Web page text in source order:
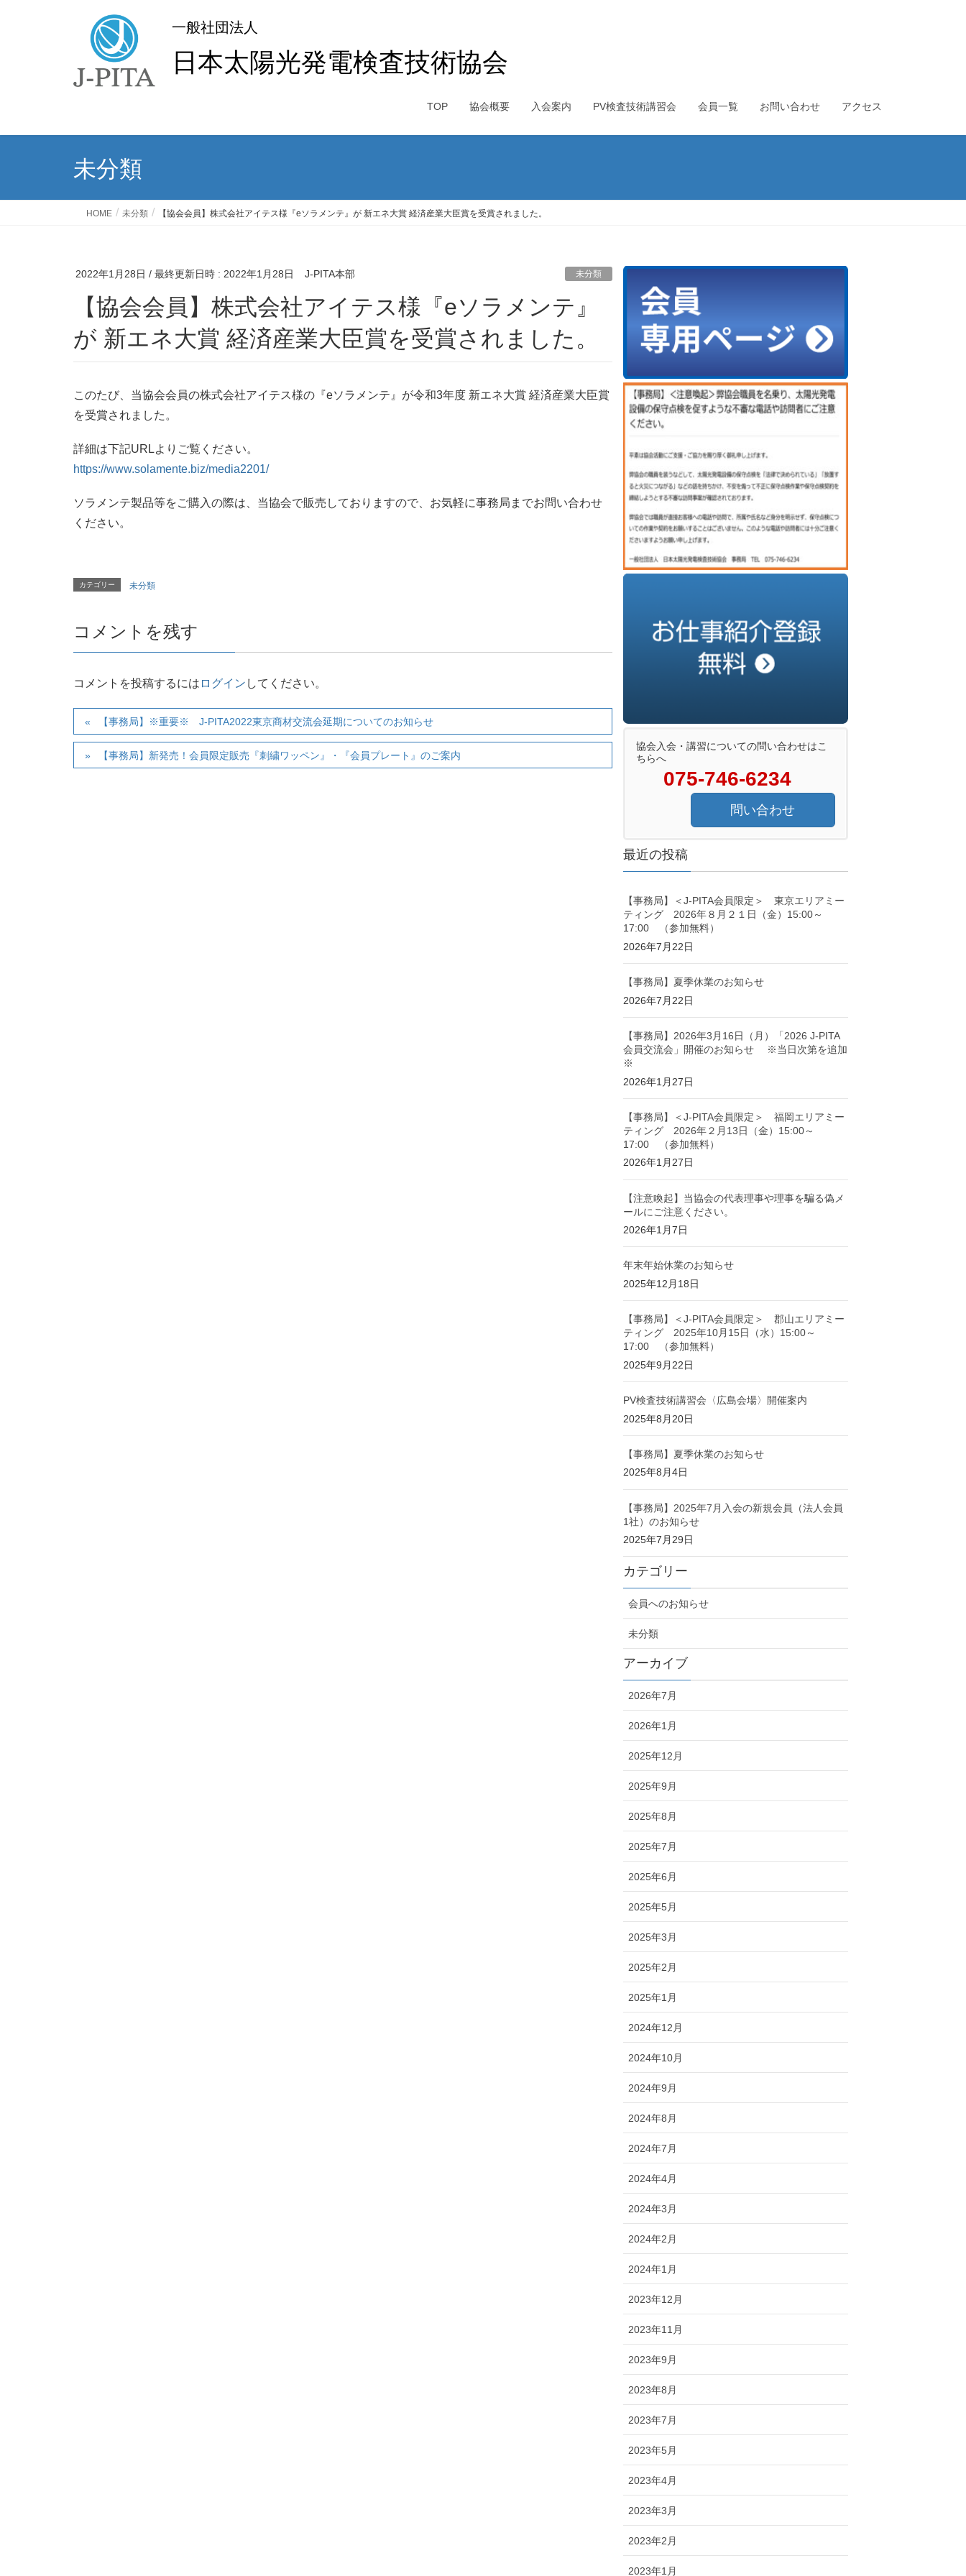
一般社団法人
日本太陽光発電検査技術協会
TOP 協会概要 入会案内 PV検査技術講習会 会員一覧 お問い合わせ アクセス
未分類
HOME 未分類 【協会会員】株式会社アイテス様『eソラメンテ』が 新エネ大賞 経済産業大臣賞を受賞されました。
2022年1月28日 / 最終更新日時 : 2022年1月28日 J-PITA本部 未分類
【協会会員】株式会社アイテス様『eソラメンテ』
が 新エネ大賞 経済産業大臣賞を受賞されました。
このたび、当協会会員の株式会社アイテス様の『eソラメンテ』が令和3年度 新エネ大賞 経済産業大臣賞
を受賞されました。
詳細は下記URLよりご覧ください。
https://www.solamente.biz/media2201/
ソラメンテ製品等をご購入の際は、当協会で販売しておりますので、お気軽に事務局までお問い合わせ
ください。
カテゴリー 未分類
コメントを残す
コメントを投稿するには ログイン してください。
【事務局】※重要※ J-PITA2022東京商材交流会延期についてのお知らせ
【事務局】新発売！会員限定販売『刺繍ワッペン』・『会員プレート』のご案内
協会入会・講習についての問い合わせはこ
ちらへ
075-746-6234
問い合わせ
最近の投稿
【事務局】＜J-PITA会員限定＞ 東京エリアミー
ティング 2026年８月２１日（金）15:00～
17:00 （参加無料）
2026年7月22日
【事務局】夏季休業のお知らせ
2026年7月22日
【事務局】2026年3月16日（月）「2026 J-PITA
会員交流会」開催のお知らせ ※当日次第を追加
※
2026年1月27日
【事務局】＜J-PITA会員限定＞ 福岡エリアミー
ティング 2026年２月13日（金）15:00～
17:00 （参加無料）
2026年1月27日
【注意喚起】当協会の代表理事や理事を騙る偽メ
ールにご注意ください。
2026年1月7日
年末年始休業のお知らせ
2025年12月18日
【事務局】＜J-PITA会員限定＞ 郡山エリアミー
ティング 2025年10月15日（水）15:00～
17:00 （参加無料）
2025年9月22日
PV検査技術講習会〈広島会場〉開催案内
2025年8月20日
【事務局】夏季休業のお知らせ
2025年8月4日
【事務局】2025年7月入会の新規会員（法人会員
1社）のお知らせ
2025年7月29日
カテゴリー
会員へのお知らせ
未分類
アーカイブ
2026年7月
2026年1月
2025年12月
2025年9月
2025年8月
2025年7月
2025年6月
2025年5月
2025年3月
2025年2月
2025年1月
2024年12月
2024年10月
2024年9月
2024年8月
2024年7月
2024年4月
2024年3月
2024年2月
2024年1月
2023年12月
2023年11月
2023年9月
2023年8月
2023年7月
2023年5月
2023年4月
2023年3月
2023年2月
2023年1月